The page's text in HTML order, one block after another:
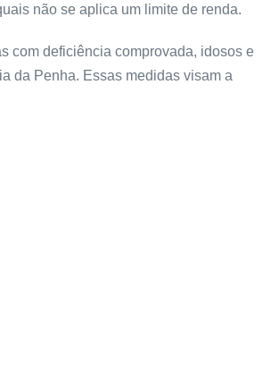
não se aplica um limite de renda.
com deficiência comprovada, idosos e
da Penha. Essas medidas visam a